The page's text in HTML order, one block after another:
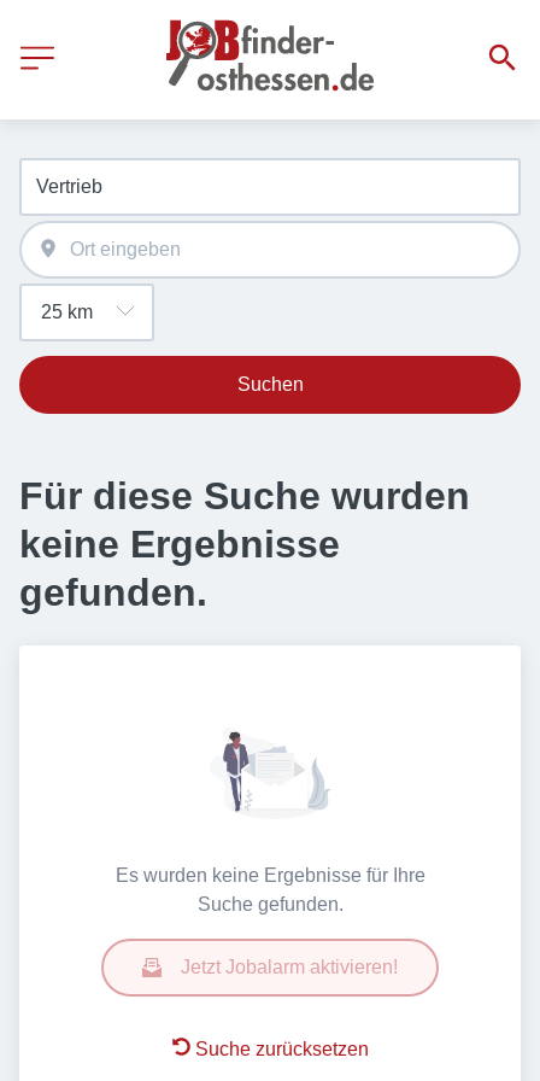
Suchen
Für diese Suche wurden
keine Ergebnisse
gefunden.
Es wurden keine Ergebnisse für Ihre
Suche gefunden.
Jetzt Jobalarm aktivieren!
Suche zurücksetzen